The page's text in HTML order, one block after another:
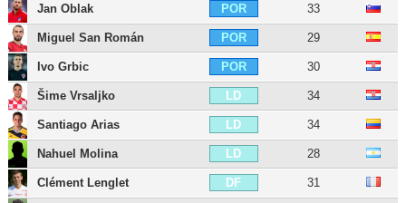
Jan Oblak
POR 33
Miguel San Román POR 29
Ivo Grbic POR 30
Šime Vrsaljko LD 34
Santiago Arias LD 34
Nahuel Molina LD 28
Clément Lenglet DF 31